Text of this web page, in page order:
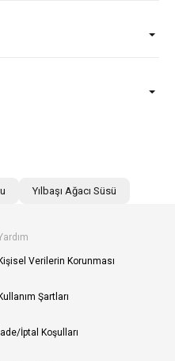
Yılbaşı Ağacı Süsü
Verilerin Korunması
Şartları
İptal Koşulları